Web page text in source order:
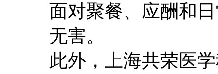
面对聚餐、应酬和
无害。
此外，上海共荣医